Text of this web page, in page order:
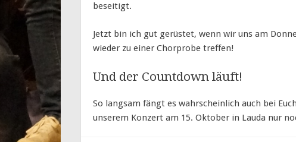
beseitigt.
Jetzt bin ich gut gerüstet, wenn wir uns am
wieder zu einer Chorprobe treffen!
Und der Countdown läuft!
So langsam fängt es wahrscheinlich auch bei
unserem Konzert am 15. Oktober in Lauda nur